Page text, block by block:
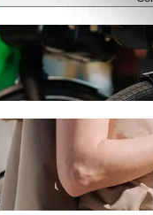
avec
recherchez le